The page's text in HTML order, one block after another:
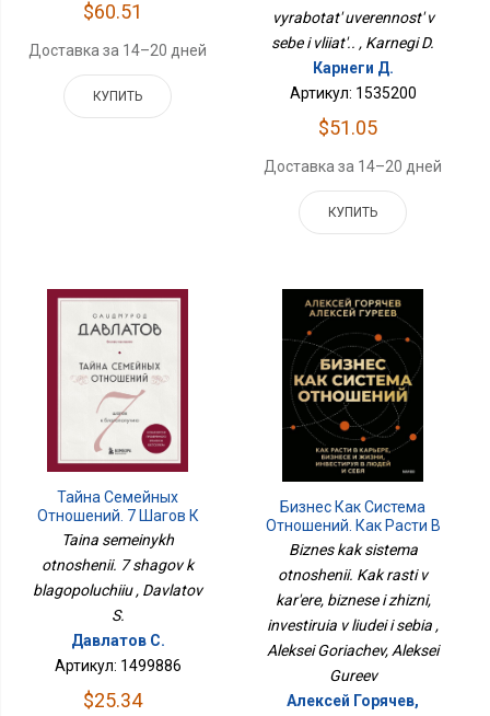
$60.51
Доставка за 14–20 дней
КУПИТЬ
vyrabotat' uverennost' v
sebe i vliiat'.. , Karnegi D.
Карнеги Д.
Артикул: 1535200
$51.05
Доставка за 14–20 дней
КУПИТЬ
Тайна Семейных
Отношений. 7 Шагов К
Благополучию
Taina semeinykh
otnoshenii. 7 shagov k
blagopoluchiiu , Davlatov
S.
Давлатов С.
Артикул: 1499886
$25.34
Бизнес Как Система
Отношений. Как Расти В
Карьере, Бизнесе И
Людей И Себя
Biznes kak sistema
otnoshenii. Kak rasti v
kar'ere, biznese i zhizni,
investiruia v liudei i sebia ,
Aleksei Goriachev, Aleksei
Gureev
Алексей Горячев,